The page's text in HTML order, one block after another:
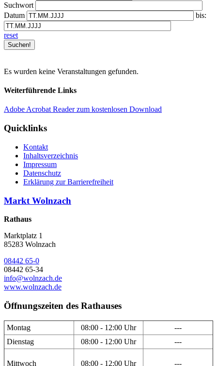
Suchwort
Datum
bis:
reset
Es wurden keine Veranstaltungen gefunden.
Weiterführende Links
Adobe Acrobat Reader zum kostenlosen Download
Quicklinks
Kontakt
Inhaltsverzeichnis
Impressum
Datenschutz
Erklärung zur Barrierefreiheit
Markt Wolnzach
Rathaus
Marktplatz 1
85283 Wolnzach
08442 65-0
08442 65-34
info@wolnzach.de
www.wolnzach.de
Öffnungszeiten des Rathauses
Montag 08:00 - 12:00 Uhr
---
Dienstag
08:00 - 12:00 Uhr ---
Mittwoch 08:00 - 12:00 Uhr ---